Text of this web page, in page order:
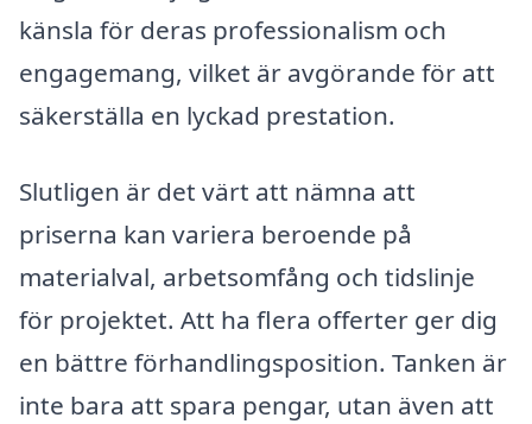
känsla för deras professionalism och
engagemang, vilket är avgörande för att
säkerställa en lyckad prestation.
Slutligen är det värt att nämna att
priserna kan variera beroende på
materialval, arbetsomfång och tidslinje
för projektet. Att ha flera offerter ger dig
en bättre förhandlingsposition. Tanken är
inte bara att spara pengar, utan även att